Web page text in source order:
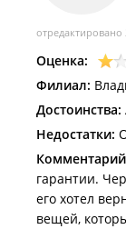
.
Специально
что книга
подписана
товарищи =)))
отредактировано
Оценка:
Филиал:
Достоинства:
Недостатки:
гарантии.
его хотел
вещей,